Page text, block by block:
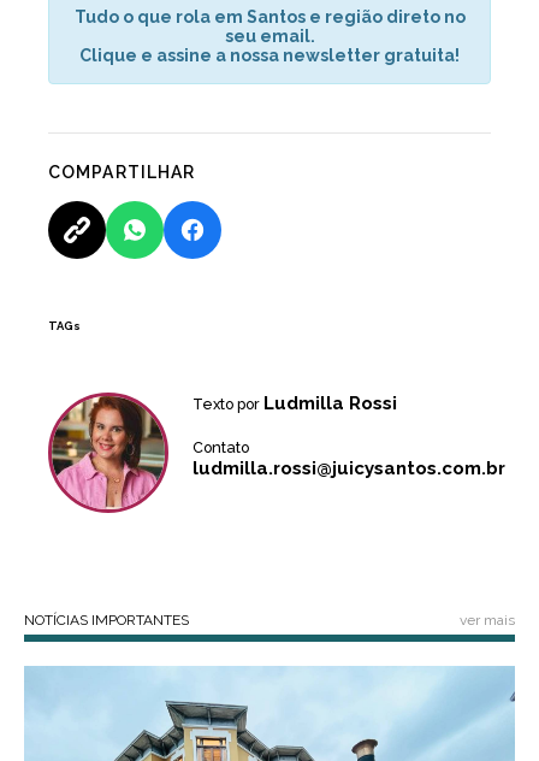
Tudo o que rola em Santos e região direto no
seu email.
Clique e assine a nossa newsletter gratuita!
COMPARTILHAR
TAGs
Texto por Ludmilla Rossi
Contato
ludmilla.rossi@juicysantos.com.br
NOTÍCIAS IMPORTANTES ver mais